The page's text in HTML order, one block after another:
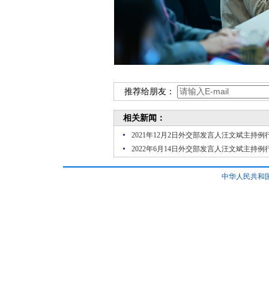
推荐给朋友：
相关新闻：
2021年12月2日外交部发言人汪文斌主持例
2022年6月14日外交部发言人汪文斌主持例
中华人民共和